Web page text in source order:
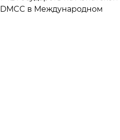
DMCC в Международном